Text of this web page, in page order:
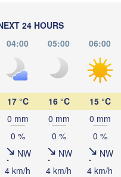
24 HOURS
04:00 05:00 06:00
17 °C
0 mm
0 %
NW
4 km/h
16 °C
0 mm
0 %
NW
4 km/h
15 °C
0 mm
0 %
NW
4 km/h
Chișinău
Чернівці
(Chernivtsi)
Brașov
Galați
MOLDOVA